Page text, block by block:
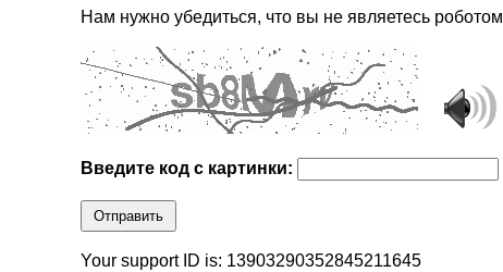
Нам нужно убедиться, что вы не являетесь роботом
Введите код с картинки:
Отправить
Your support ID is: 13903290352845211645